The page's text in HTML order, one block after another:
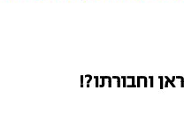
וחבורתו?!